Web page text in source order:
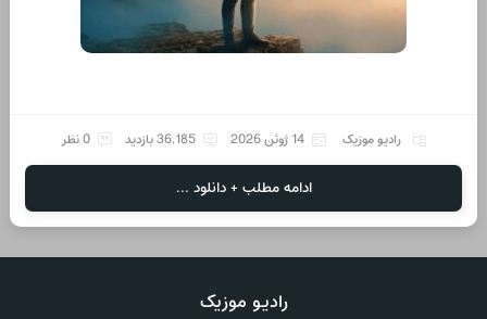
رادیو موزیک 14 ژوئن 2026 36,185 بازدید 0 نظر
ادامه مطلب + دانلود ...
رادیو موزیک